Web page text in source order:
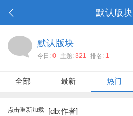
默认版块
默认版块
今日: 0 主题: 321 排名: 1
全部 最新 热门
点击重新加载 [db:作者]